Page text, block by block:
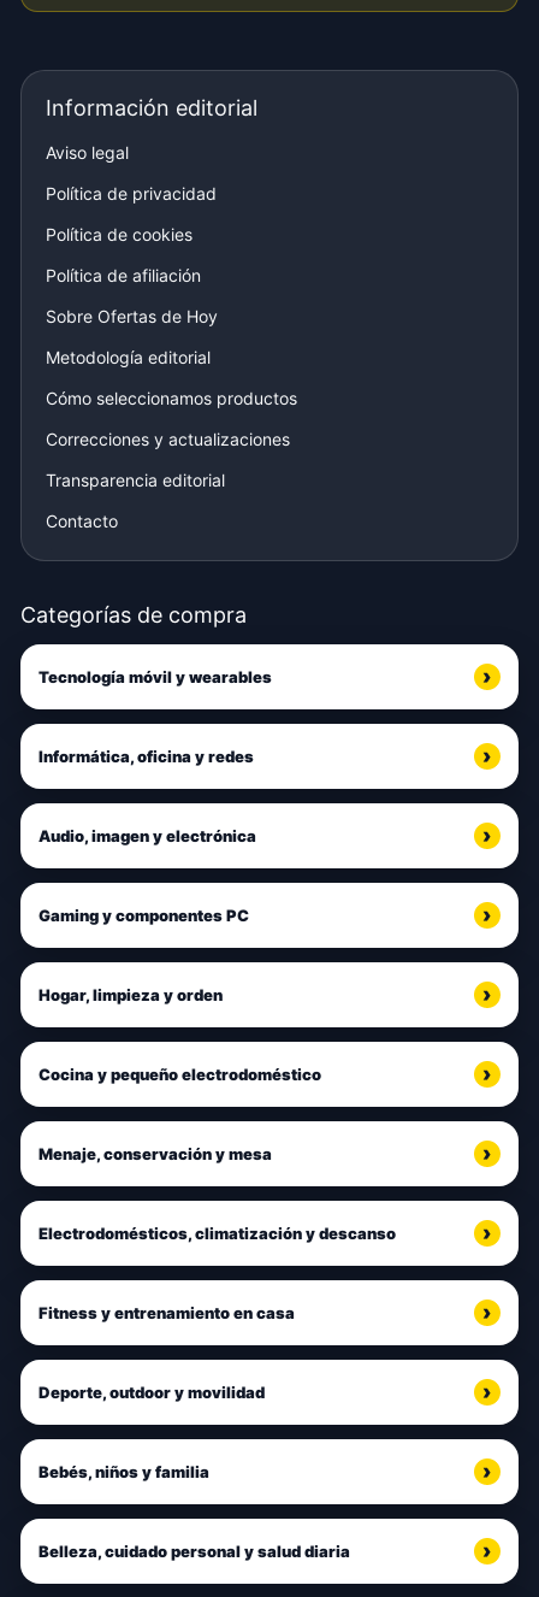
Información editorial
Aviso legal
Política de privacidad
Política de cookies
Política de afiliación
Sobre Ofertas de Hoy
Metodología editorial
Cómo seleccionamos productos
Correcciones y actualizaciones
Transparencia editorial
Contacto
Categorías de compra
Tecnología móvil y wearables
Informática, oficina y redes
Audio, imagen y electrónica
Gaming y componentes PC
Hogar, limpieza y orden
Cocina y pequeño electrodoméstico
Menaje, conservación y mesa
Electrodomésticos, climatización y descanso
Fitness y entrenamiento en casa
Deporte, outdoor y movilidad
Bebés, niños y familia
Belleza, cuidado personal y salud diaria